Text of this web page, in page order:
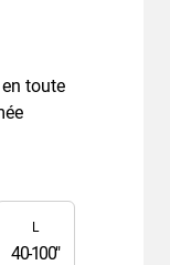
toute
L
40-100"